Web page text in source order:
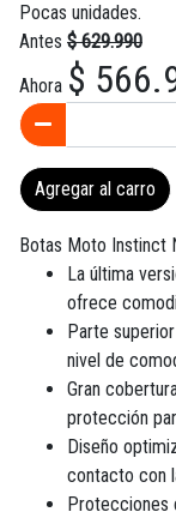
Pocas unidades.
Antes $ 629.990
Ahora $
Agregar al carro
Botas Moto Instinct
La última
ofrece
Parte
nivel de
Gran
protección
Diseño
contacto con
Protecciones